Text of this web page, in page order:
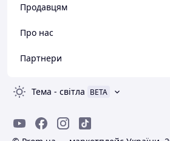
Продавцям
Про нас
Партнери
Тема - світла BETA